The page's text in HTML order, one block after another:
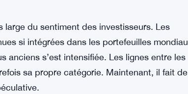
investisseurs. Alors que le Bitcoin et les
qui les échangent a considérablement
également de l’or. Lorsqu’ils ont besoin
se dégrade, ils vendent dans tous les